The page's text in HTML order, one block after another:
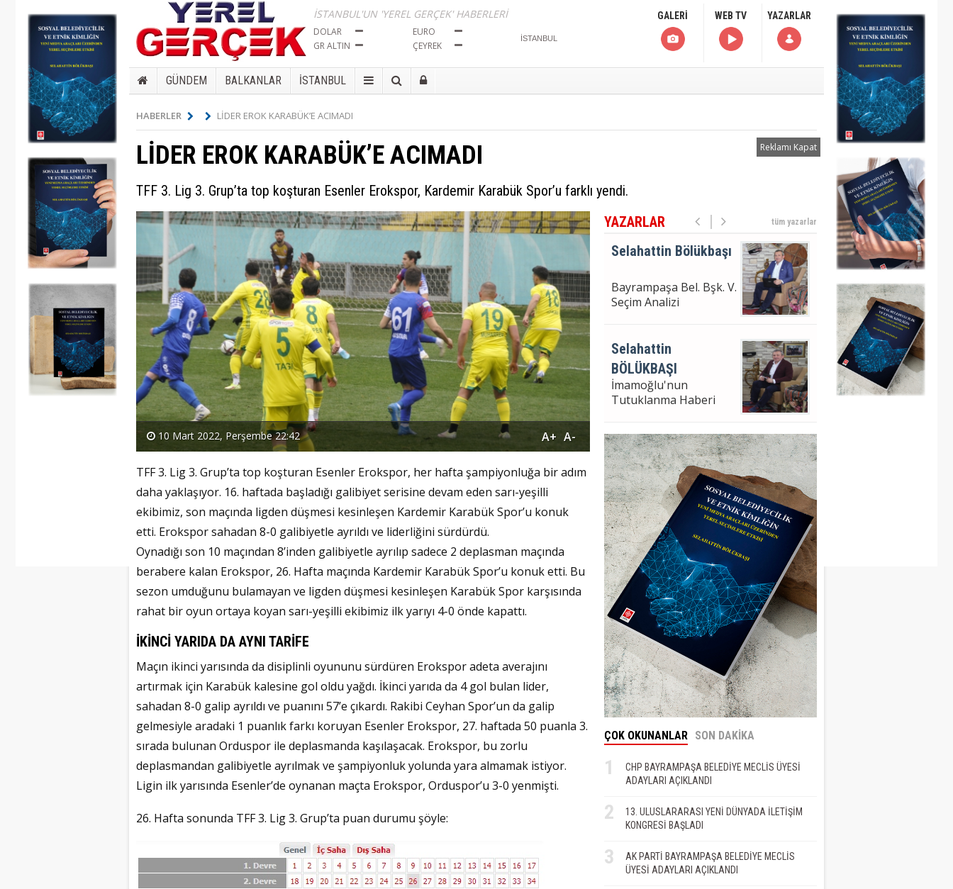
İSTANBUL'UN 'YEREL GERÇEK' HABERLERİ
DOLAR
EURO
GR ALTIN
ÇEYREK
GALERİ WEB TV YAZARLAR
GÜNDEM BALKANLAR İSTANBUL
HABERLER LİDER EROK KARABÜK’E ACIMADI
Reklamı Kapat
LİDER EROK KARABÜK’E ACIMADI
TFF 3. Lig 3. Grup’ta top koşturan Esenler Erokspor, Kardemir Karabük Spor’u farklı yendi.
10 Mart 2022, Perşembe 22:42 A-
A+
TFF 3. Lig 3. Grup’ta top koşturan Esenler Erokspor, her hafta şampiyonluğa bir adım
daha yaklaşıyor. 16. haftada başladığı galibiyet serisine devam eden sarı-yeşilli
ekibimiz, son maçında ligden düşmesi kesinleşen Kardemir Karabük Spor’u konuk
etti. Erokspor sahadan 8-0 galibiyetle ayrıldı ve liderliğini sürdürdü.
Oynadığı son 10 maçından 8’inden galibiyetle ayrılıp sadece 2 deplasman maçında
berabere kalan Erokspor, 26. Hafta maçında Kardemir Karabük Spor’u konuk etti. Bu
sezon umduğunu bulamayan ve ligden düşmesi kesinleşen Karabük Spor karşısında
rahat bir oyun ortaya koyan sarı-yeşilli ekibimiz ilk yarıyı 4-0 önde kapattı.
İKİNCİ YARIDA DA AYNI TARİFE
Maçın ikinci yarısında da disiplinli oyununu sürdüren Erokspor adeta averajını
artırmak için Karabük kalesine gol oldu yağdı. İkinci yarıda da 4 gol bulan lider,
sahadan 8-0 galip ayrıldı ve puanını 57’e çıkardı. Rakibi Ceyhan Spor’un da galip
gelmesiyle aradaki 1 puanlık farkı koruyan Esenler Erokspor, 27. haftada 50 puanla 3.
sırada bulunan Orduspor ile deplasmanda kaşılaşacak. Erokspor, bu zorlu
deplasmandan galibiyetle ayrılmak ve şampiyonluk yolunda yara almamak istiyor.
Ligin ilk yarısında Esenler’de oynanan maçta Erokspor, Orduspor’u 3-0 yenmişti.
26. Hafta sonunda TFF 3. Lig 3. Grup’ta puan durumu şöyle:
YAZARLAR tüm yazarlar
Tutuklanma Haberi
Bayrampaşa Bel. Bşk. V.
Selahattin Bölükbaşı
İmamoğlu'nun
Bayrampaşa Bel. Bşk. V.
Seçim Analizi
Selahattin Bölükbaşı
İmamoğlu'nun
Tutuklanma Haberi
Selahattin
BÖLÜKBAŞI
Bayrampaşa Bel. Bşk. V.
Seçim Analizi
Selahattin Bölükbaşı
ÇOK OKUNANLAR SON DAKİKA
1
CHP BAYRAMPAŞA BELEDİYE MECLİS ÜYESİ
ADAYLARI AÇIKLANDI
2
13. ULUSLARARASI YENİ DÜNYADA İLETİŞİM
KONGRESİ BAŞLADI
3
AK PARTİ BAYRAMPAŞA BELEDİYE MECLİS
ÜYESİ ADAYLARI AÇIKLANDI